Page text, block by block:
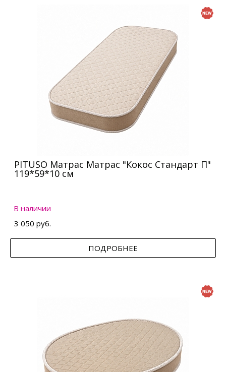
PITUSO Матрас Матрас "Кокос Стандарт П"
119*59*10 см
В наличии
3 050 руб.
ПОДРОБНЕЕ